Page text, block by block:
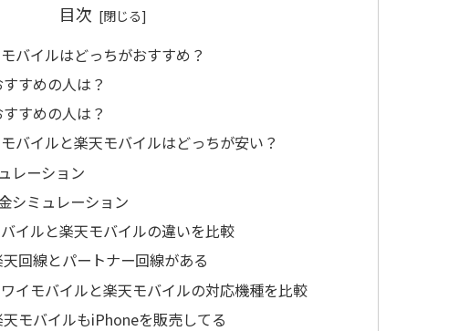
目次
バイルはどっちがおすすめ？
すめの人は？
すめの人は？
バイルと楽天モバイルはどっちが安い？
レーション
シミュレーション
バイルと楽天モバイルの違いを比較
回線とパートナー回線がある
ワイモバイルと楽天モバイルの対応機種を比較
モバイルもiPhoneを販売してる